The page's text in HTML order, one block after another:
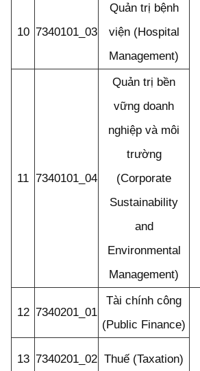
10 7340101_03
Quản trị bệnh
viện (Hospital
Management)
11 7340101_04
Quản trị bền
vững doanh
nghiệp và môi
trường
(Corporate
Sustainability
and
Environmental
Management)
12 7340201_01
Tài chính công
(Public Finance)
13 7340201_02 Thuế (Taxation)